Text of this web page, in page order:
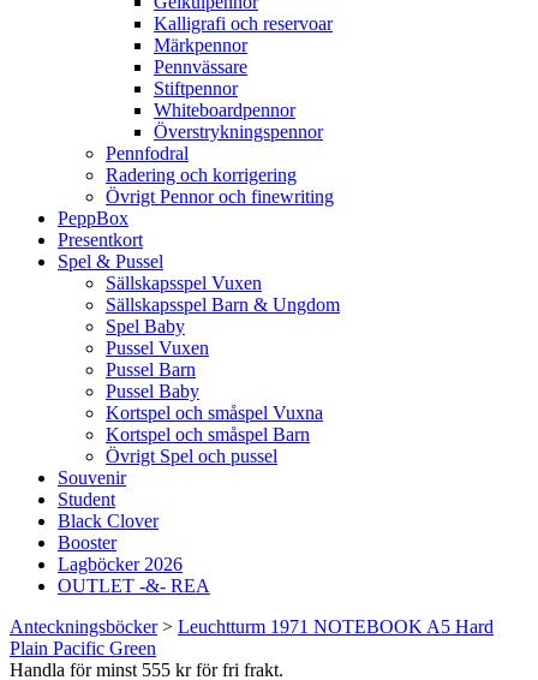
Kalligrafi och reservoar
Märkpennor
Pennvässare
Stiftpennor
Whiteboardpennor
Överstrykningspennor
Pennfodral
Radering och korrigering
Övrigt Pennor och finewriting
PeppBox
Presentkort
Spel & Pussel
Sällskapsspel Vuxen
Sällskapsspel Barn & Ungdom
Spel Baby
Pussel Vuxen
Pussel Barn
Pussel Baby
Kortspel och småspel Vuxna
Kortspel och småspel Barn
Övrigt Spel och pussel
Souvenir
Student
Black Clover
Booster
Lagböcker 2026
OUTLET -&- REA
Anteckningsböcker> Leuchtturm 1971 NOTEBOOK A5 Hard
Plain Pacific Green
Handla för minst 555 kr för fri frakt.